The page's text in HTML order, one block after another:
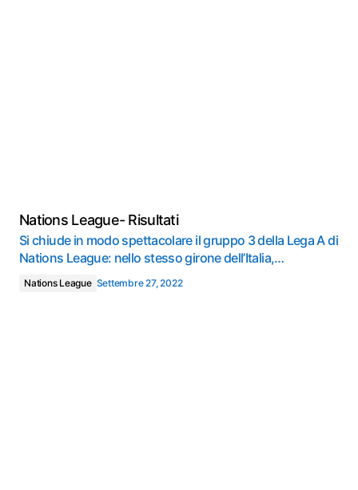
Nations League- Risultati
Si chiude in modo spettacolare il gruppo 3 della Lega A di
Nations League: nello stesso girone dell’Italia,…
Nations League Settembre 27, 2022